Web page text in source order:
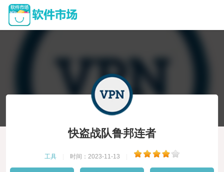
快盗战队鲁邦连者
工具 时间：2023-11-13